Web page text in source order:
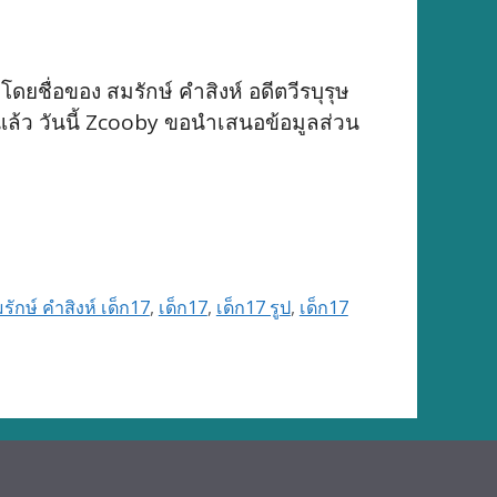
ดยชื่อของ สมรักษ์ คำสิงห์ อดีตวีรบุรุษ
ล้ว วันนี้ Zcooby ขอนำเสนอข้อมูลส่วน
กษ์ คำสิงห์ เด็ก17, เด็ก17, เด็ก17 รูป, เด็ก17